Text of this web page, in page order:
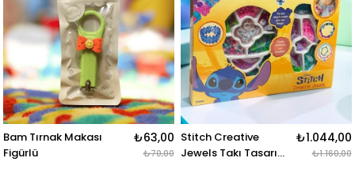
Bam Tırnak Makası
Figürlü
₺63,00
₺70,00
Stitch Creative
Jewels Takı Tasarım
₺1.044,00
₺1.160,00